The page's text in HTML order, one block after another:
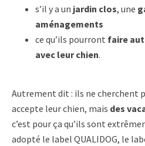
s’il y a un jardin clos, une
aménagements
ce qu’ils pourront faire
avec leur chien.
Autrement dit : ils ne cherchent
accepte leur chien, mais des
c’est pour ça qu’ils sont
adopté le label QUALIDOG, le